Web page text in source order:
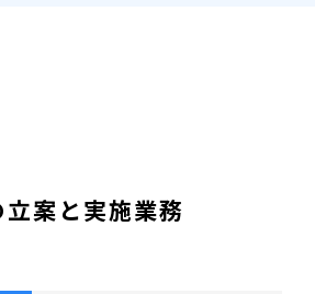
案と実施業務